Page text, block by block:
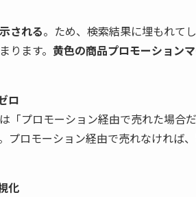
される。ため、検索結果に埋もれて
ります。 黄色の商品プロモーション
ロ
「プロモーション経由で売れた場合
プロモーション経由で売れなければ
化